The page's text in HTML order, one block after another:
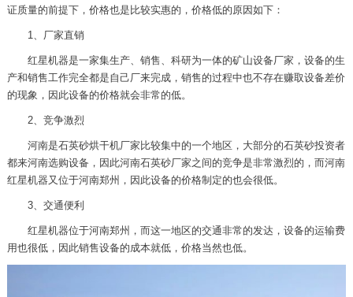
证质量的前提下，价格也是比较实惠的，价格低的原因如下：
1、厂家直销
红星机器是一家集生产、销售、科研为一体的矿山设备厂家，设备的生
产和销售工作完全都是自己厂来完成，销售的过程中也不存在赚取设备差价
的现象，因此设备的价格就会非常的低。
2、竞争激烈
河南是石英砂烘干机厂家比较集中的一个地区，大部分的石英砂投资者
都来河南选购设备，因此河南石英砂厂家之间的竞争是非常激烈的，而河南
红星机器又位于河南郑州，因此设备的价格制定的也会很低。
3、交通便利
红星机器位于河南郑州，而这一地区的交通非常的发达，设备的运输费
用也很低，因此销售设备的成本就低，价格当然也低。